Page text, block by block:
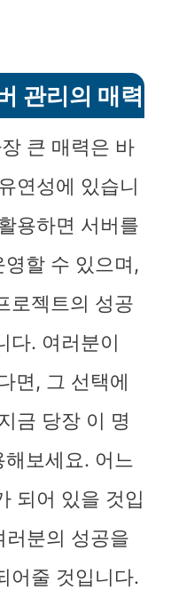
관리의 매력
큰 매력은 바
연성에 있습니
용하면 서버를
할 수 있으며,
로젝트의 성공
다. 여러분이
면, 그 선택에
금 당장 이 명
보세요. 어느
되어 있을 것입
분의 성공을
어줄 것입니다.